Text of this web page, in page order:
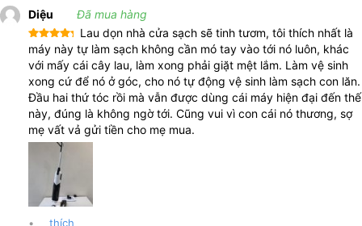
Diệu Đã mua hàng
Được xếp
hạng
5 5
sao
Lau dọn nhà cửa sạch sẽ tinh tươm, tôi thích nhất là
máy này tự làm sạch không cần mó tay vào tới nó luôn, khác
với mấy cái cây lau, làm xong phải giặt mệt lắm. Làm vệ sinh
xong cứ để nó ở góc, cho nó tự động vệ sinh làm sạch con lăn.
Đầu hai thứ tóc rồi mà vẫn được dùng cái máy hiện đại đến thế
này, đúng là không ngờ tới. Cũng vui vì con cái nó thương, sợ
mẹ vất vả gửi tiền cho mẹ mua.
• thích